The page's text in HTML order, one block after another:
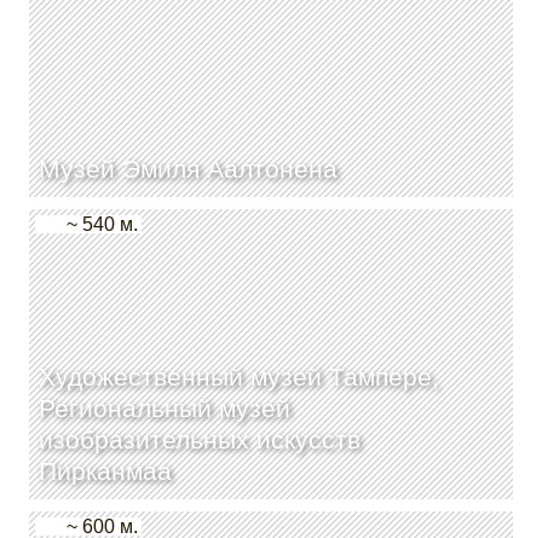
Музей Эмиля Аалтонена
Художественный музей Тампере,
Региональный музей
изобразительных искусств
Пирканмаа
~ 540 м.
~ 600 м.